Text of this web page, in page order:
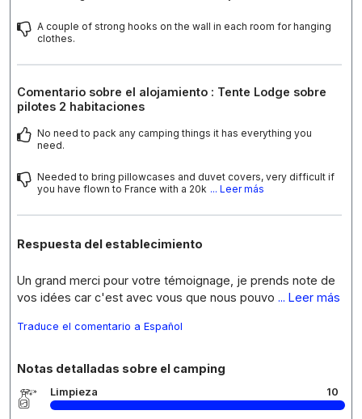
A couple of strong hooks on the wall in each room for hanging
clothes.
Comentario sobre el alojamiento : Tente Lodge sobre
pilotes 2 habitaciones
No need to pack any camping things it has everything you
need.
Needed to bring pillowcases and duvet covers, very difficult if
you have flown to France with a 20k ... Leer más
Respuesta del establecimiento
Un grand merci pour votre témoignage, je prends note de
vos idées car c'est avec vous que nous pouvo ... Leer más
Traduce el comentario a Español
Notas detalladas sobre el camping
Limpieza 10